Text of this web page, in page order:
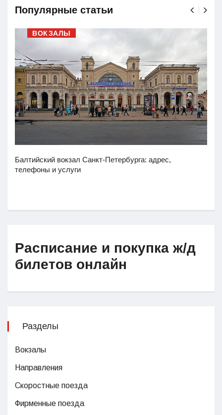
Популярные статьи
ВОКЗАЛЫ
Балтийский вокзал Санкт-Петербурга: адрес,
телефоны и услуги
Расписание и покупка ж/д
билетов онлайн
Разделы
Вокзалы
Направления
Скоростные поезда
Фирменные поезда